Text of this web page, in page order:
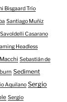
Bisgaard Trío
Santiago Muñiz
Savoldelli Casarano
Headless
Sebastián de
Sediment
Aquilano Sergio
Sergio